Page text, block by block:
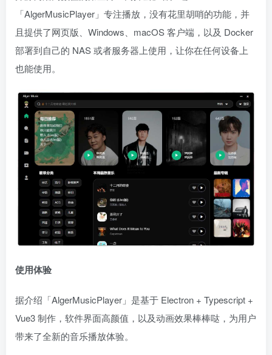
「AlgerMusicPlayer」专注播放，没有花里胡哨的功能，并
且提供了网页版、Windows、macOS 客户端，以及 Docker
部署到自己的 NAS 或者服务器上使用，让你在任何设备上
也能使用。
使用体验
据介绍「AlgerMusicPlayer」是基于 Electron + Typescript +
Vue3 制作，软件界面高颜值，以及动画效果棒棒哒，为用户
带来了全新的音乐播放体验。